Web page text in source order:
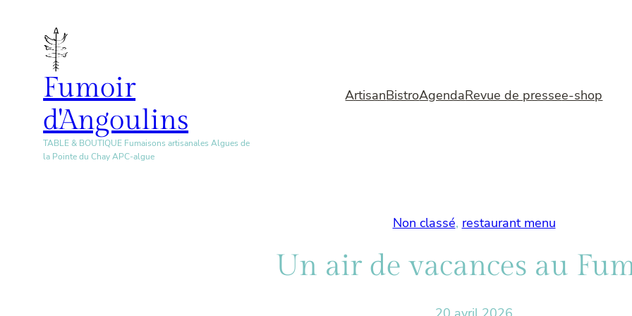
contenu
Fumoir
d'Angoulins
TABLE & BOUTIQUE Fumaisons artisanales Algues de
la Pointe du Chay APC-algue
ArtisanBistroAgendaRevue de pressee-shop
Non classé, restaurant menu
Un air de vacances au